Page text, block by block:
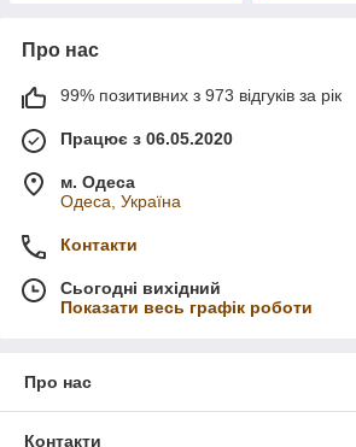
Про нас
99% позитивних з 973 відгуків за рік
Працює з 06.05.2020
м. Одеса
Одеса, Україна
Контакти
Сьогодні вихідний
Показати весь графік роботи
Про нас
Контакти